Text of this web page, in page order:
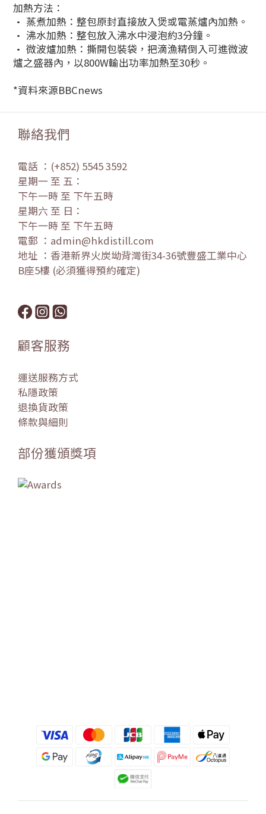
加熱方法：
• 蒸煮加熱：整包原封直接放入煲或電蒸爐內加熱。
• 沸水加熱：整包放入沸水中浸泡約3分鐘。
• 微波爐加熱：撕開包裝袋，把滴漁精倒入可進微波
爐之盛器內，以800W輸出功率加熱至30秒。
*資料來源BBCnews
聯絡我們
電話 ：(+852) 5545 3592
星期一 至 五：
下午一時 至 下午五時
星期六 至 日：
下午一時 至 下午五時
電郵 ：admin@hkdistill.com
地址 ：香港新界火炭坳背灣街34-36號豐盛工業中心
B座5樓 (必須獲得預約確定)
顧客服務
運送服務方式
私隱政策
退換貨政策
條款與細則
部份獲頒獎項